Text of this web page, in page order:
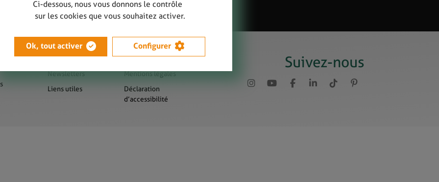
Presse
Newsletters
Liens utiles
Sitemap
Mentions légales
Déclaration
d’accessibilité
Suivez-nous
Ci-dessous, nous vous donnons le contrôle
sur les cookies que vous souhaitez activer.
Ok, tout activer Configurer